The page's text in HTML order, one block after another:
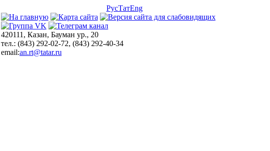
РусТатEng
420111, Казан, Бауман ур., 20
тел.: (843) 292-02-72, (843) 292-40-34
email:an.rt@tatar.ru